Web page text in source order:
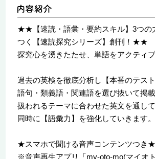
★★【速読・語彙・要約スキル】3つの
つく【速読探究シリーズ】創刊！★★
探究心を湧きたたせ、単語をアクティブ
過去の英検を徹底分析し【本番のテス
語句・類義語・関連語を選び抜いて掲
扱われるテーマに合わせた英文を通し
同時に【語彙力】を強化していきます。
★スマホで聞ける音声コンテンツつき★
※音声再生アプリ「my-oto-mo(マイオ